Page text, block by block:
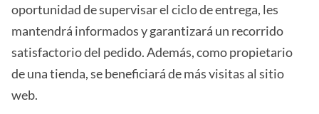
oportunidad de supervisar el ciclo de entrega, les
mantendrá informados y garantizará un recorrido
satisfactorio del pedido. Además, como propietario
de una tienda, se beneficiará de más visitas al sitio
web.